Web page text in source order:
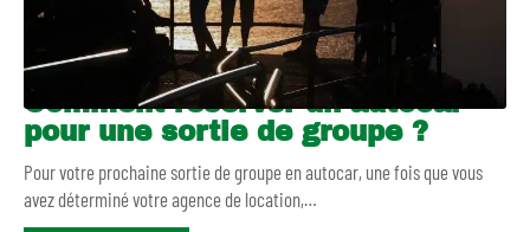
Comment réserver un autocar
pour une sortie de groupe ?
Pour votre prochaine sortie de groupe en autocar, une fois que vous
avez déterminé votre agence de location,…